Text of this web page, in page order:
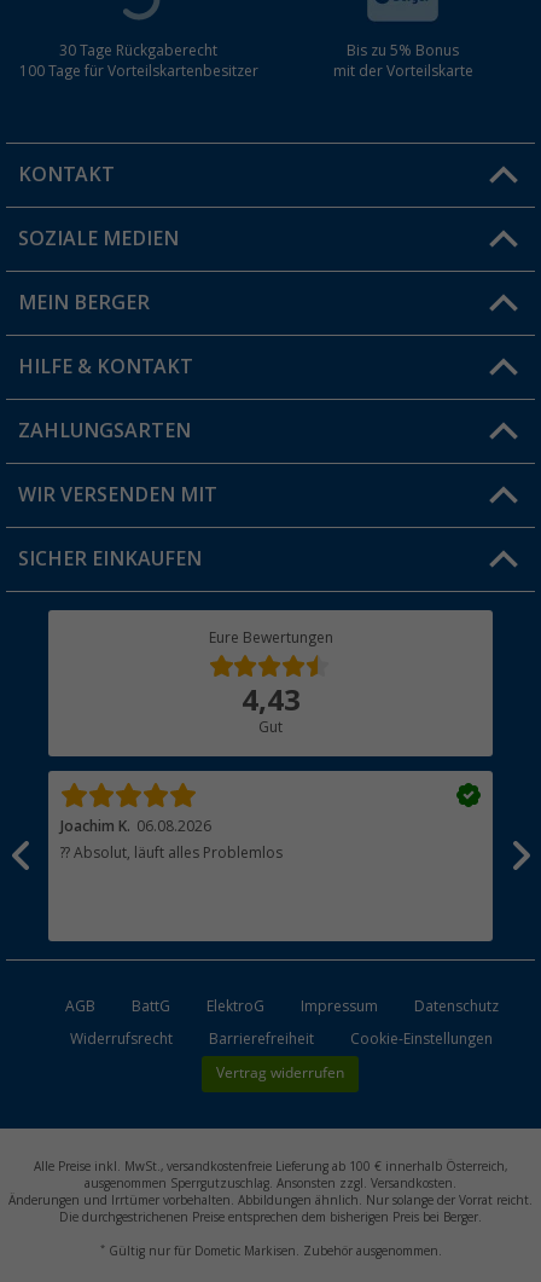
30 Tage Rückgaberecht
100 Tage für Vorteilskartenbesitzer
Bis zu 5% Bonus
mit der Vorteilskarte
KONTAKT
Du hast eine Frage?
Filiale finden
SOZIALE MEDIEN
MEIN BERGER
Vorteilskarte
Blog
Jobs & Karriere
HILFE & KONTAKT
FAQ & Kontakt
Versandinformationen
Rücksendung
ZAHLUNGSARTEN
WIR VERSENDEN MIT
SICHER EINKAUFEN
Eure Bewertungen
4,43
Gut
Joachim K. 06.08.2026
?? Absolut, läuft alles Problemlos
AGB BattG ElektroG Impressum
Datenschutz
Widerrufsrecht
Barrierefreiheit Cookie-Einstellungen
Vertrag widerrufen
Alle Preise inkl. MwSt., versandkostenfreie Lieferung ab 100 € innerhalb Österreich,
ausgenommen Sperrgutzuschlag. Ansonsten zzgl. Versandkosten.
Änderungen und Irrtümer vorbehalten. Abbildungen ähnlich. Nur solange der Vorrat reicht.
Die durchgestrichenen Preise entsprechen dem bisherigen Preis bei Berger.
*Gültig nur für Dometic Markisen. Zubehör ausgenommen.